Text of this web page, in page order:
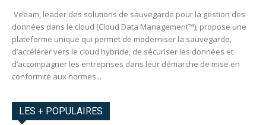
Veeam, leader des solutions de sauvegarde pour la gestion des
données dans le cloud (Cloud Data Management™), propose une
plateforme unique qui permet de moderniser la sauvegarde,
d’accélérer vers le cloud hybride, de sécuriser les données et
d’accompagner les entreprises dans leur démarche de mise en
conformité aux normes...
LES + POPULAIRES